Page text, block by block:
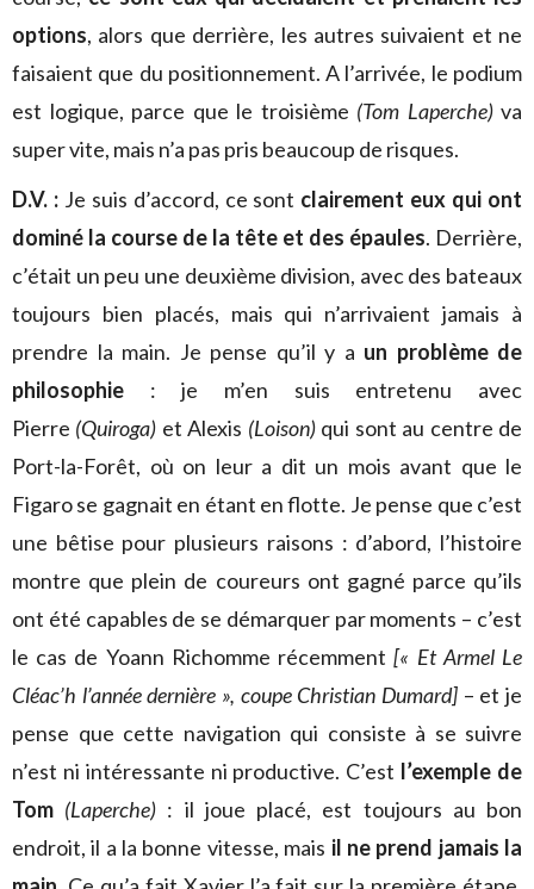
options, alors que derrière, les autres suivaient et ne
faisaient que du positionnement. A l’arrivée, le podium
est logique, parce que le troisième (Tom Laperche)va
super vite, mais n’a pas pris beaucoup de risques.
D.V. :Je suis d’accord, ce sont clairement eux qui ont
dominé la course de la tête et des épaules. Derrière,
c’était un peu une deuxième division, avec des bateaux
toujours bien placés, mais qui n’arrivaient jamais à
prendre la main. Je pense qu’il y a un problème de
philosophie : je m’en suis entretenu avec
Pierre (Quiroga) et Alexis (Loison)qui sont au centre de
Port-la-Forêt, où on leur a dit un mois avant que le
Figaro se gagnait en étant en flotte. Je pense que c’est
une bêtise pour plusieurs raisons : d’abord, l’histoire
montre que plein de coureurs ont gagné parce qu’ils
ont été capables de se démarquer par moments – c’est
le cas de Yoann Richomme récemment[« Et Armel Le
Cléac’h l’année dernière », coupe Christian Dumard] – et je
pense que cette navigation qui consiste à se suivre
n’est ni intéressante ni productive. C’est l’exemple de
Tom (Laperche) : il joue placé, est toujours au bon
endroit, il a la bonne vitesse, mais il ne prend jamais la